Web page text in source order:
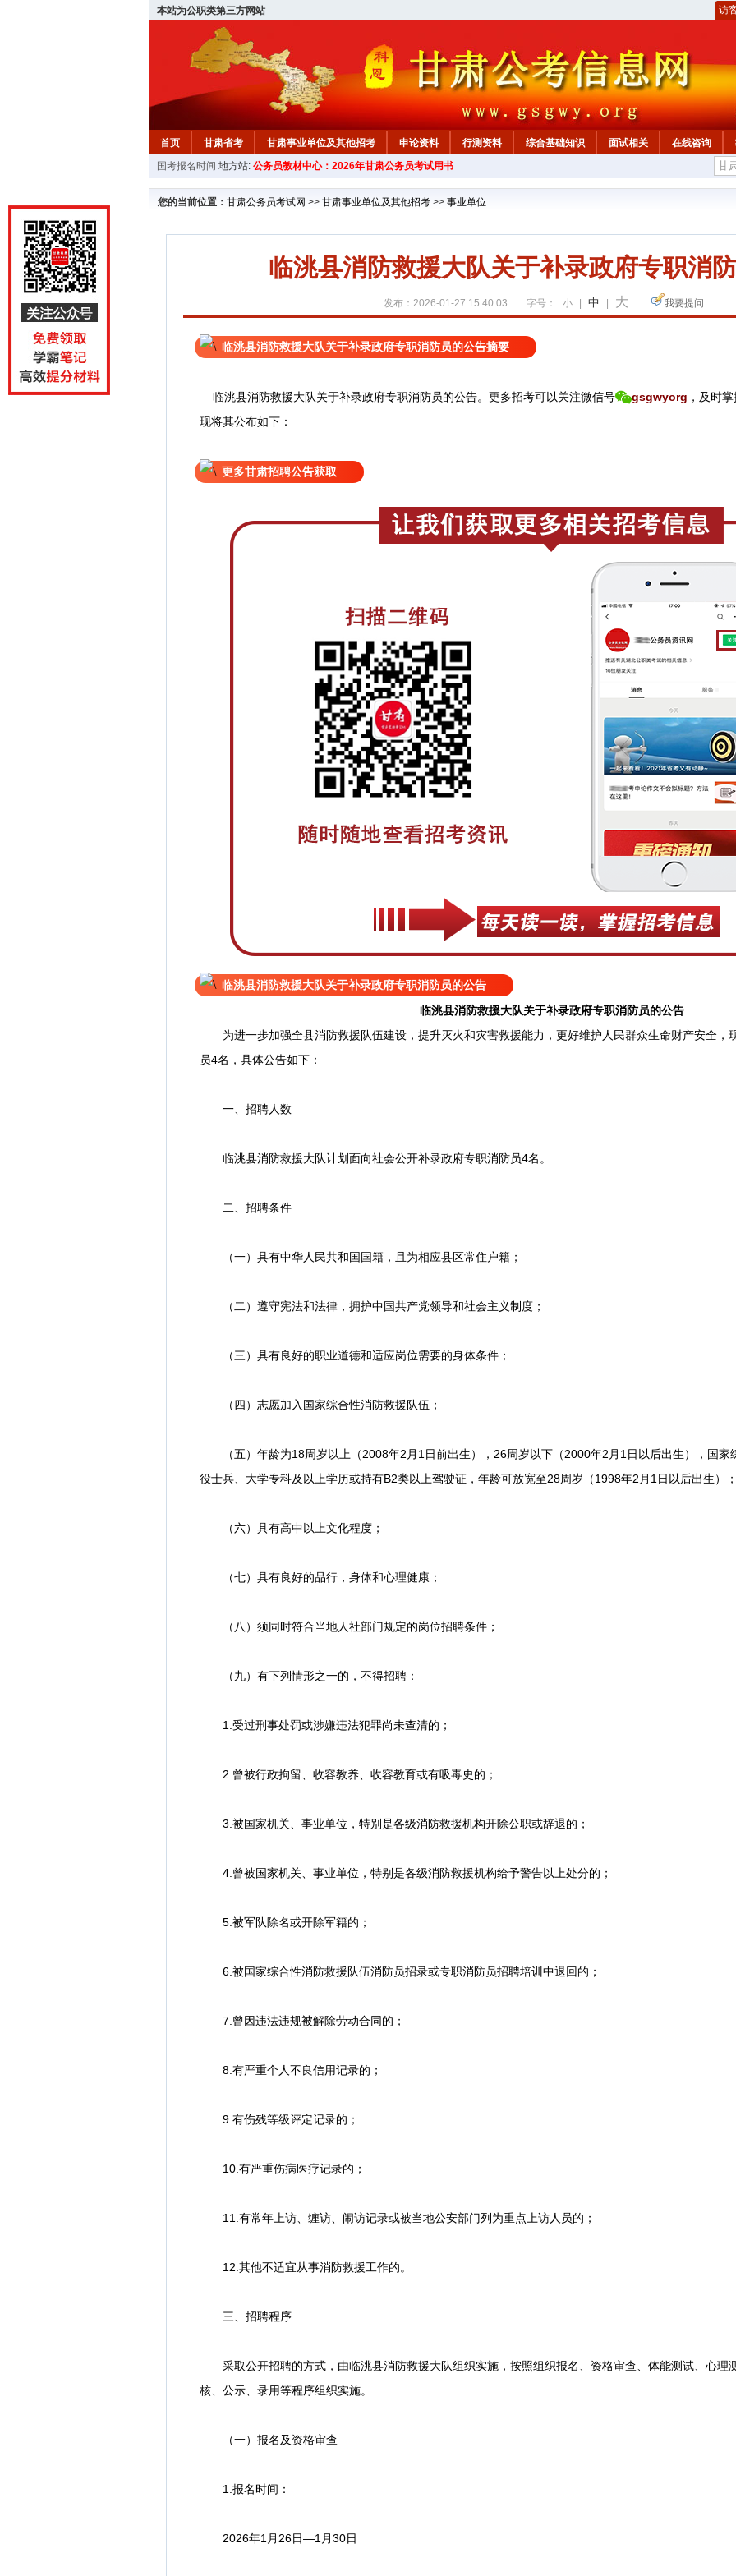
本站为公职类第三方网站 访
首页 甘肃省考 甘肃事业单位及其他招考 申论资料 行测资料 综合基础知识 面试相关 在线咨询
国考报名时间 地方站: 公务员教材中心：2026年甘肃公务员考试用书
您的当前位置： 甘肃公务员考试网 >> 甘肃事业单位及其他招考 >> 事业单位
临洮县消防救援大队关于补录政府专职消
发布：2026-01-27 15:40:03 字号： 小 中 大 我要提问
临洮县消防救援大队关于补录政府专职消防员的公告摘要
临洮县消防救援大队关于补录政府专职消防员的公告。 更多招考可以关注微信号 gsgwyorg ， 及时
现将其公布如下：
更多甘肃招聘公告获取
临洮县消防救援大队关于补录政府专职消防员的公告
临洮县消防救援大队关于补录政府专职消防员的公告
为进一步加强全县消防救援队伍建设，提升灭火和灾害救援能力，更好维护人民群众生命财产安全，
员4名，具体公告如下：
一、招聘人数
临洮县消防救援大队计划面向社会公开补录政府专职消防员4名。
二、招聘条件
（一）具有中华人民共和国国籍，且为相应县区常住户籍；
（二）遵守宪法和法律，拥护中国共产党领导和社会主义制度；
（三）具有良好的职业道德和适应岗位需要的身体条件；
（四）志愿加入国家综合性消防救援队伍；
（五）年龄为18周岁以上（2008年2月1日前出生），26周岁以下（2000年2月1日以后出生），国家
役士兵、大学专科及以上学历或持有B2类以上驾驶证，年龄可放宽至28周岁（1998年2月1日以后出生）
（六）具有高中以上文化程度；
（七）具有良好的品行，身体和心理健康；
（八）须同时符合当地人社部门规定的岗位招聘条件；
（九）有下列情形之一的，不得招聘：
1.受过刑事处罚或涉嫌违法犯罪尚未查清的；
2.曾被行政拘留、收容教养、收容教育或有吸毒史的；
3.被国家机关、事业单位，特别是各级消防救援机构开除公职或辞退的；
4.曾被国家机关、事业单位，特别是各级消防救援机构给予警告以上处分的；
5.被军队除名或开除军籍的；
6.被国家综合性消防救援队伍消防员招录或专职消防员招聘培训中退回的；
7.曾因违法违规被解除劳动合同的；
8.有严重个人不良信用记录的；
9.有伤残等级评定记录的；
10.有严重伤病医疗记录的；
11.有常年上访、缠访、闹访记录或被当地公安部门列为重点上访人员的；
12.其他不适宜从事消防救援工作的。
三、招聘程序
采取公开招聘的方式，由临洮县消防救援大队组织实施，按照组织报名、资格审查、体能测试、心理
核、公示、录用等程序组织实施。
（一）报名及资格审查
1.报名时间：
2026年1月26日—1月30日